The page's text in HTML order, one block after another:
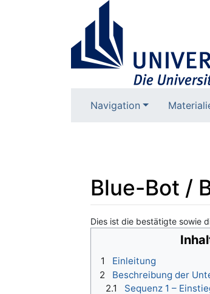
Navigation
Blue-Bot /
Dies ist die bestätigte sowie
Navigation
1
Einleitung
2
Beschreibung der
2.1
Sequenz 1 –